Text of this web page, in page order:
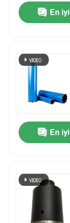
En
En